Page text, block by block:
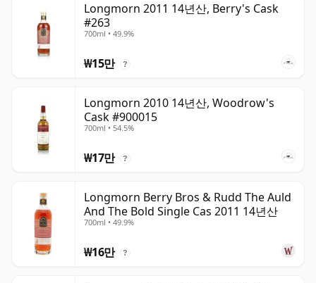
Longmorn 2011 14년산, Berry's Cask
#263
700ml • 49.9%
₩15만 ?
Longmorn 2010 14년산, Woodrow's
Cask #900015
700ml • 54.5%
₩17만 ?
Longmorn Berry Bros & Rudd The Auld
And The Bold Single Cas 2011 14년산
700ml • 49.9%
₩16만 ?